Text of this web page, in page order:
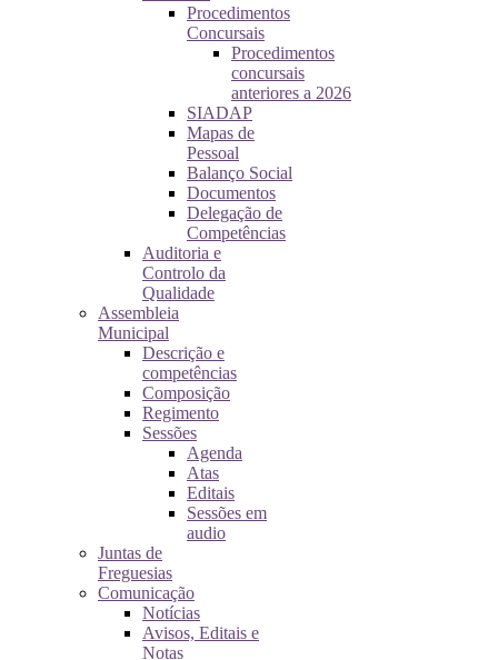
Procedimentos
Concursais
Procedimentos
concursais
anteriores a 2026
SIADAP
Mapas de
Pessoal
Balanço Social
Documentos
Delegação de
Competências
Auditoria e
Controlo da
Qualidade
Assembleia
Municipal
Descrição e
competências
Composição
Regimento
Sessões
Agenda
Atas
Editais
Sessões em
audio
Juntas de
Freguesias
Comunicação
Notícias
Avisos, Editais e
Notas